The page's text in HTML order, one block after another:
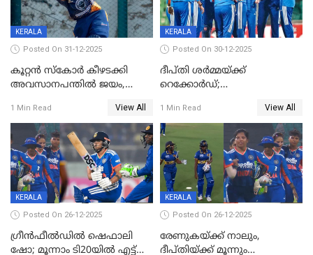
KERALA
Posted On 31-12-2025
കൂറ്റൻ സ്കോർ കീഴടക്കി
അവസാനപന്തിൽ ജയം,
1 Min Read View All
KERALA
Posted On 30-12-2025
ദീപ്തി ശർമ്മയ്ക്ക്
റെക്കോർഡ്;
ടി20 പരമ്പര തൂത്തുവാരി
ഇന്ത്യ
1 Min Read View All
KERALA
Posted On 26-12-2025
ഗ്രീന്‍ഫീല്‍ഡില്‍ ഷെഫാലി
ഷോ; മൂന്നാം ടി20യിൽ എട്ട്
KERALA
Posted On 26-12-2025
രേണുകയ്ക്ക് നാലും,
ദീപ്തിയ്ക്ക് മൂന്നും